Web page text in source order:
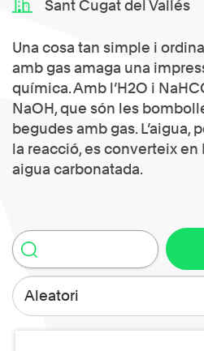
Sant Cugat del Vallés
Una cosa tan simple i
amb gas amaga una
química. Amb l’H2O i
NaOH, que són les
begudes amb gas. L’aigua,
la reacció, es converteix en
aigua carbonatada.
Aleatori